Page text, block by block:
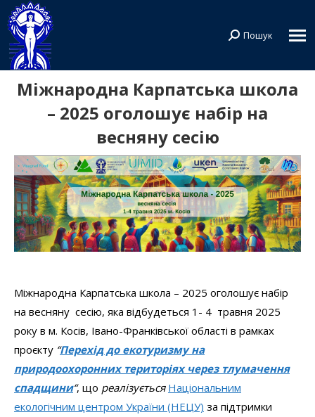
Search:
Пошук
Міжнародна Карпатська школа
– 2025 оголошує набір на
весняну сесію
Міжнародна Карпатська школа – 2025 оголошує набір
на весняну сесію, яка відбудеться 1- 4 травня 2025
року в м. Косів, Івано-Франківської області в рамках
проєкту “Перехід до екотуризму на
природоохоронних територіях через тлумачення
спадщини“, що реалізується Національним
екологічним центром України (НЕЦУ) за підтримки